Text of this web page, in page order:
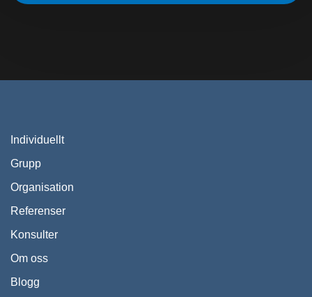
Individuellt
Grupp
Organisation
Referenser
Konsulter
Om oss
Blogg